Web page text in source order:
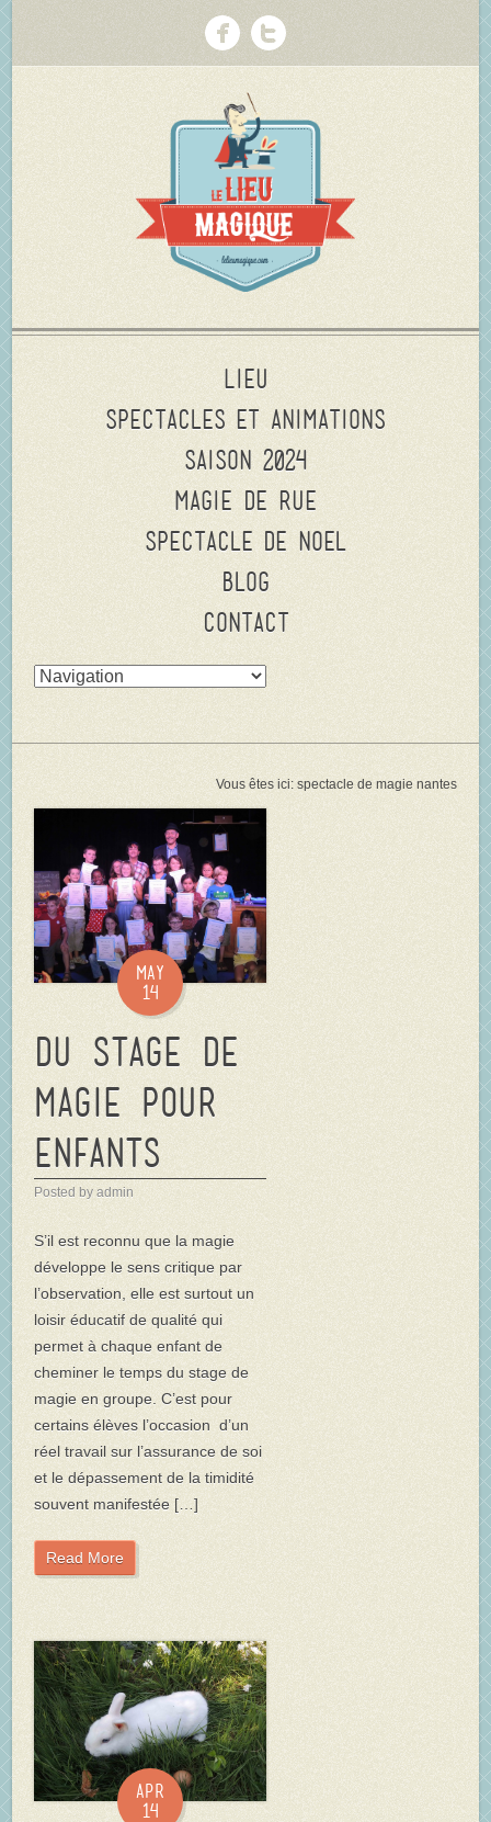
Lieu
Spectacles et animations
Saison 2024
Magie de rue
Spectacle de Noel
Blog
Contact
Vous êtes ici: spectacle de magie nantes
May
14
Du stage de
magie pour
enfants
Posted by admin
S’il est reconnu que la magie
développe le sens critique par
l’observation, elle est surtout un
loisir éducatif de qualité qui
permet à chaque enfant de
cheminer le temps du stage de
magie en groupe. C’est pour
certains élèves l’occasion d’un
réel travail sur l’assurance de soi
et le dépassement de la timidité
souvent manifestée […]
Read More
Apr
14